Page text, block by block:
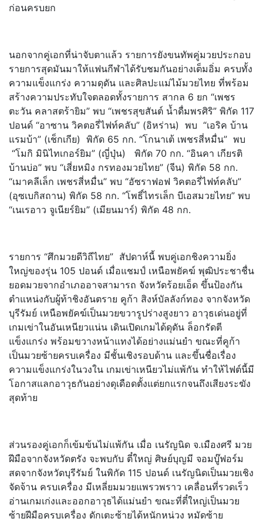
ก่อนครบยก
นอกจากคู่เอกที่น่าจับตาแล้ว รายการยังขนทัพคู่มวยประกอบ
รายการสุดมันมาให้แฟนกีฬาได้รับชมกันอย่างเต็มอิ่ม ครบทั้ง
ความแข็งแกร่ง ความดุดัน และศิลปะแม่ไม้มวยไทย ที่พร้อม
สร้างความประทับใจตลอดทั้งรายการ สากล 6 ยก “เพชร
ตะวัน คลาสตร้ายิม” พบ “เพชรสุขสันต์ น้ำดื่มพรศิริ” พิกัด 117
ปอนด์ “อาซาน วิคตอรี่ไฟท์คลับ” (อิหร่าน) พบ “เอริค บ้าน
แรมบ้า” (เช็กเกีย) พิกัด 65 กก. “โกนาเต้ เพชรสี่หมื่น” พบ
“โมกิ มินิไทเกอร์ยิม” (ญี่ปุ่น) พิกัด 70 กก. “อินคา เกียรติ
บ้านบ่อ” พบ “เสี่ยหมิง กรทองมวยไทย” (จีน) พิกัด 58 กก.
“เมาคลีเล็ก เพชรสี่หมื่น” พบ “อัซราฟอฟ วิคตอรี่ไฟท์คลับ”
(อุซเบกิสถาน) พิกัด 58 กก. “โพธิ์ไทรเล็ก บีเอสมวยไทย” พบ
“เนเรอาว จูเนียร์ยิม” (เมียนมาร์) พิกัด 48 กก.
รายการ “ศึกมวยดีวิถีไทย” สัปดาห์นี้ พบคู่เอกชิงความยิ่ง
ใหญ่ของรุ่น 105 ปอนด์ เมื่อแชมป์ เหนือพยัคฆ์ พุฒิประชาชื่น
ยอดมวยจากอำเภออาจสามารถ จังหวัดร้อยเอ็ด ขึ้นป้องกัน
ตำแหน่งกับผู้ท้าชิงอันตราย คูก้า สิงห์บัลลังก์ทอง จากจังหวัด
บุรีรัมย์ เหนือพยัคฆ์เป็นมวยขวารูปร่างสูงยาว อาวุธเด่นอยู่ที่
เกมเข่าในอันเหนียวแน่น เดินเปิดเกมได้ดุดัน ล็อกรัดตี
แข็งแกร่ง พร้อมขวางหน้าแทงได้อย่างแม่นยำ ขณะที่คูก้า
เป็นมวยซ้ายครบเครื่อง มีชั้นเชิงรอบด้าน และขึ้นชื่อเรื่อง
ความแข็งแกร่งในวงใน เกมเข่าเหนียวไม่แพ้กัน ทำให้ไฟต์นี้มี
โอกาสแลกอาวุธกันอย่างดุเดือดตั้งแต่ยกแรกจนถึงเสียงระฆัง
สุดท้าย
ส่วนรองคู่เอกก็เข้มข้นไม่แพ้กัน เมื่อ เนรัญนิด จ.เมืองศรี มวย
ฝีมือจากจังหวัดตรัง จะพบกับ ตี๋ใหญ่ ศิษย์บุญมี จอมบู๊ฟอร์ม
สดจากจังหวัดบุรีรัมย์ ในพิกัด 115 ปอนด์ เนรัญนิดเป็นมวยเชิง
จัดจ้าน ครบเครื่อง มีเหลี่ยมมวยแพรวพราว เคลื่อนที่รวดเร็ว
อ่านเกมเก่งและออกอาวุธได้แม่นยำ ขณะที่ตี๋ใหญ่เป็นมวย
ซ้ายฝีมือครบเครื่อง ดักเตะซ้ายได้หนักหน่วง หมัดซ้าย